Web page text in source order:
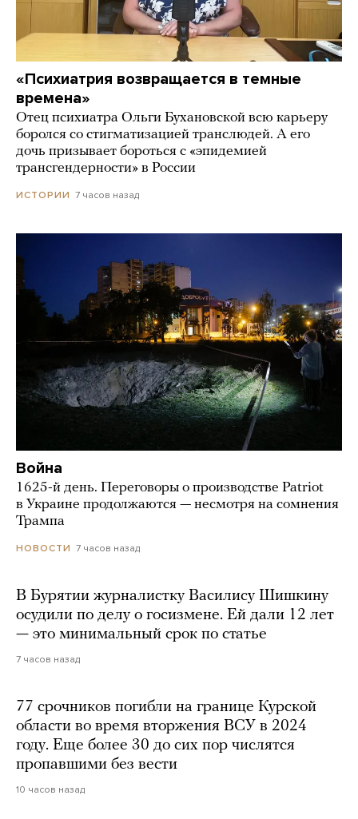
«Психиатрия возвращается в темные
времена»
Отец психиатра Ольги Бухановской всю карьеру
боролся со стигматизацией транслюдей. А его
дочь призывает бороться с «эпидемией
трансгендерности» в России
ИСТОРИИ 7 часов назад
Война
1625-й день. Переговоры о производстве Patriot
в Украине продолжаются — несмотря на сомнения
Трампа
НОВОСТИ 7 часов назад
В Бурятии журналистку Василису Шишкину
осудили по делу о госизмене. Ей дали 12 лет
— это минимальный срок по статье
7 часов назад
77 срочников погибли на границе Курской
области во время вторжения ВСУ в 2024
году. Еще более 30 до сих пор числятся
пропавшими без вести
10 часов назад